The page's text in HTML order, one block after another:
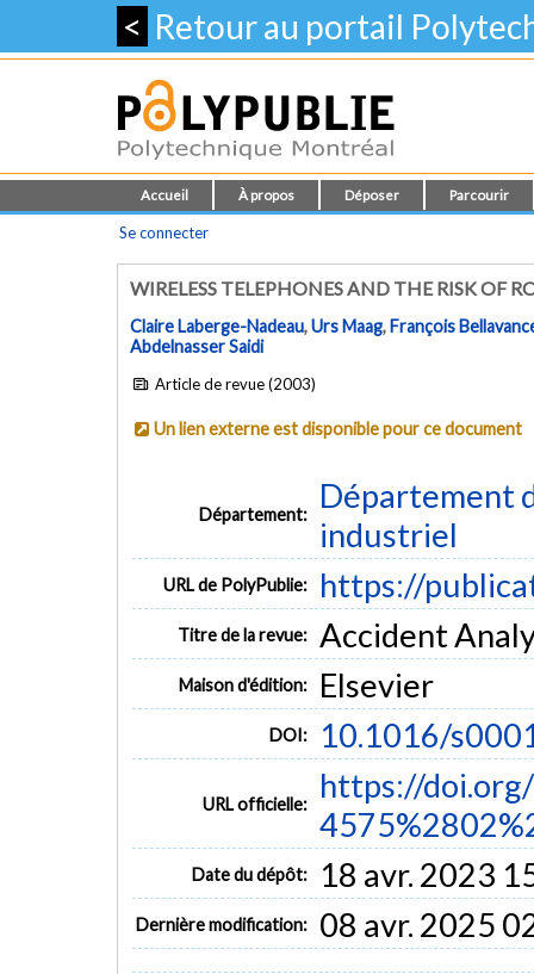
< Retour au portail
Accueil À propos Déposer Parcourir
Se connecter
WIRELESS TELEPHONES AND THE RISK OF
Claire Laberge-Nadeau,Urs Maag,François
Abdelnasser Saidi
Article de revue (2003)
Un lien externe est disponible pour ce document
Département:
Département
industriel
URL de PolyPublie: https://
Titre de la revue: Accident
Maison d'édition: Elsevier
DOI: 10.1016/
URL officielle:
https://
Date du dépôt: 18 avr. 2023
Dernière modification: 08 avr. 2025